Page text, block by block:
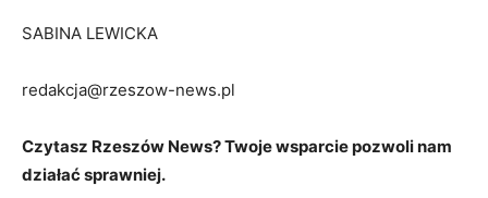
SABINA LEWICKA
redakcja@rzeszow-news.pl
Czytasz Rzeszów News? Twoje wsparcie pozwoli nam
działać sprawniej.